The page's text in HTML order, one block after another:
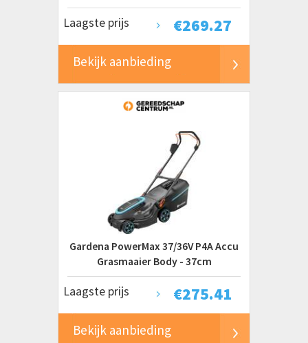
€269.27
Laagste prijs
Bekijk aanbieding
Gardena PowerMax 37/36V P4A Accu
Grasmaaier Body - 37cm
€275.41
Laagste prijs
Bekijk aanbieding